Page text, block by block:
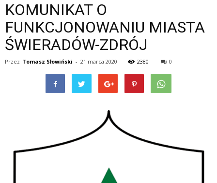
KOMUNIKAT O
FUNKCJONOWANIU MIASTA
ŚWIERADÓW-ZDRÓJ
Przez Tomasz Słowiński - 21 marca 2020 2380 0